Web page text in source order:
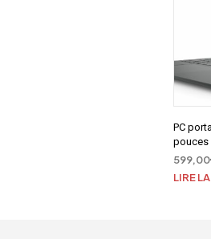
PC
pouces
W11
599,00
LIRE